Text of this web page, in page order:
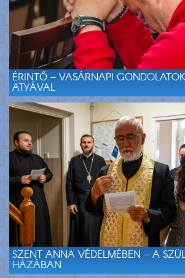
ÉRINTŐ – VASÁRNAPI
ATYÁVAL
SZENT ANNA VÉDELMÉBEN – A
HÁZÁBAN